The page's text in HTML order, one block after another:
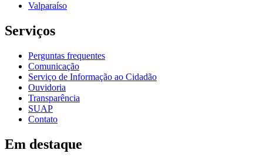
Valparaíso
Serviços
Perguntas frequentes
Comunicação
Serviço de Informação ao Cidadão
Ouvidoria
Transparência
SUAP
Contato
Em destaque